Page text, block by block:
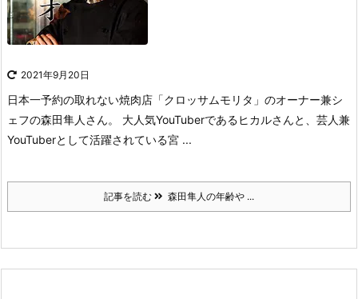
2021年9月20日
日本一予約の取れない焼肉店「クロッサムモリタ」のオーナー兼シ
ェフの森田隼人さん。
大人気YouTuberであるヒカルさんと、 芸人兼
YouTuberとして活躍されている宮 ...
記事を読む 森田隼人の年齢や ...